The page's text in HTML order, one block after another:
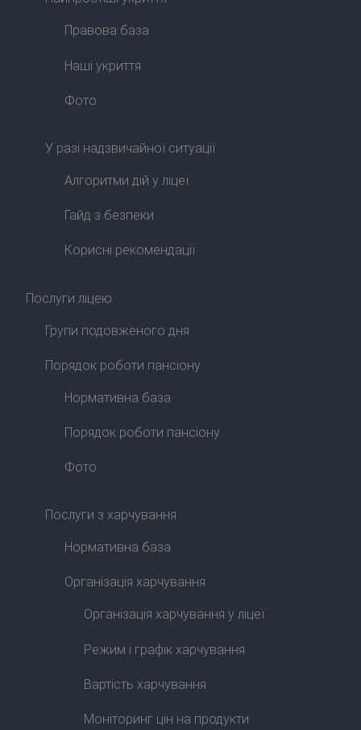
Правова база
Наші укриття
Фото
У разі надзвичайної ситуації
Алгоритми дій у ліцеї
Гайд з безпеки
Корисні рекомендації
Послуги ліцею
Групи подовженого дня
Порядок роботи пансіону
Нормативна база
Порядок роботи пансіону
Фото
Послуги з харчування
Нормативна база
Організація харчування
Організація харчування у ліцеї
Режим і графік харчування
Вартість харчування
Моніторинг цін на продукти